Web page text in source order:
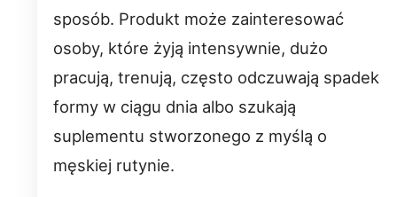
sposób. Produkt może zainteresować
osoby, które żyją intensywnie, dużo
pracują, trenują, często odczuwają spadek
formy w ciągu dnia albo szukają
suplementu stworzonego z myślą o
męskiej rutynie.